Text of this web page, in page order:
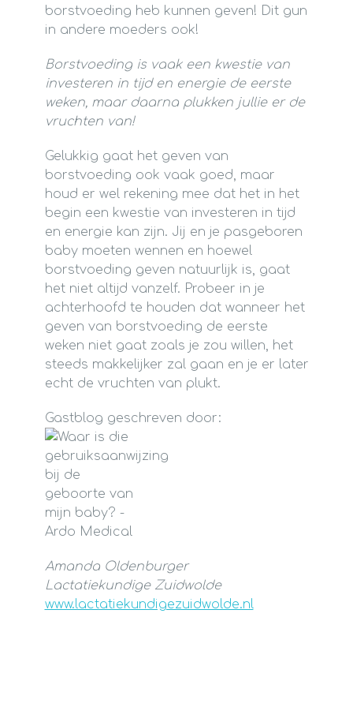
borstvoeding heb kunnen geven! Dit gun
in andere moeders ook!
Borstvoeding is vaak een kwestie van
investeren in tijd en energie de eerste
weken, maar daarna plukken jullie er de
vruchten van!
Gelukkig gaat het geven van
borstvoeding ook vaak goed, maar
houd er wel rekening mee dat het in het
begin een kwestie van investeren in tijd
en energie kan zijn. Jij en je pasgeboren
baby moeten wennen en hoewel
borstvoeding geven natuurlijk is, gaat
het niet altijd vanzelf. Probeer in je
achterhoofd te houden dat wanneer het
geven van borstvoeding de eerste
weken niet gaat zoals je zou willen, het
steeds makkelijker zal gaan en je er later
echt de vruchten van plukt.
Gastblog geschreven door:
Amanda Oldenburger
Lactatiekundige Zuidwolde
www.lactatiekundigezuidwolde.nl